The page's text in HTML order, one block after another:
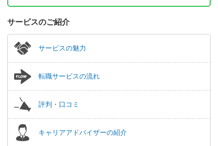
サービスのご紹介
サービスの魅力
転職サービスの流れ
評判・口コミ
キャリアアドバイザーの紹介